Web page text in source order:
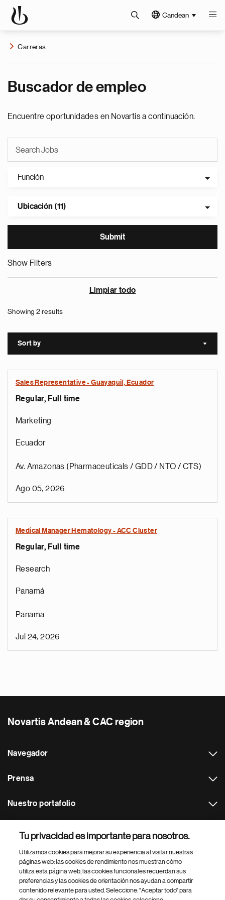
Candean
Carreras
Buscador de empleo
Encuentre oportunidades en Novartis a continuación.
Función
Ubicación (11)
Show Filters
Limpiar todo
Showing 2 results
Sort by Sort
Sales Representative - Guayaquil, Ecuador
Regular, Full time
Marketing
Ecuador
Av. Amazonas (Pharmaceuticals / GDD / NTO / CTS)
Ago 05, 2026
Medical Manager Hematology - ACC Cluster
Regular, Full time
Research
Panamá
Panama
Jul 24, 2026
Novartis Andean & CAC region
Navegador
Prensa
Nuestro portafolio
Footer Site Search
Tu privacidad es importante para nosotros.
Utilizamos cookies para mejorar su experiencia al visitar nuestras
páginas web: las cookies de rendimiento nos muestran cómo
utiliza esta página web, las cookies funcionales recuerdan sus
preferencias y las cookies de orientación nos ayudan a compartir
contenido relevante para usted. Seleccione: "Aceptar todo" para